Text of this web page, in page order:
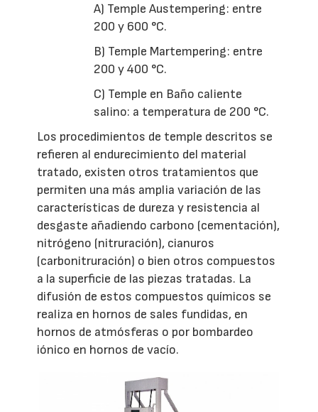
A) Temple Austempering: entre
200 y 600 °C.
B) Temple Martempering: entre
200 y 400 °C.
C) Temple en Baño caliente
salino: a temperatura de 200 °C.
Los procedimientos de temple descritos se
refieren al endurecimiento del material
tratado, existen otros tratamientos que
permiten una más amplia variación de las
características de dureza y resistencia al
desgaste añadiendo carbono (cementación),
nitrógeno (nitruración), cianuros
(carbonitruración) o bien otros compuestos
a la superficie de las piezas tratadas. La
difusión de estos compuestos químicos se
realiza en hornos de sales fundidas, en
hornos de atmósferas o por bombardeo
iónico en hornos de vacío.